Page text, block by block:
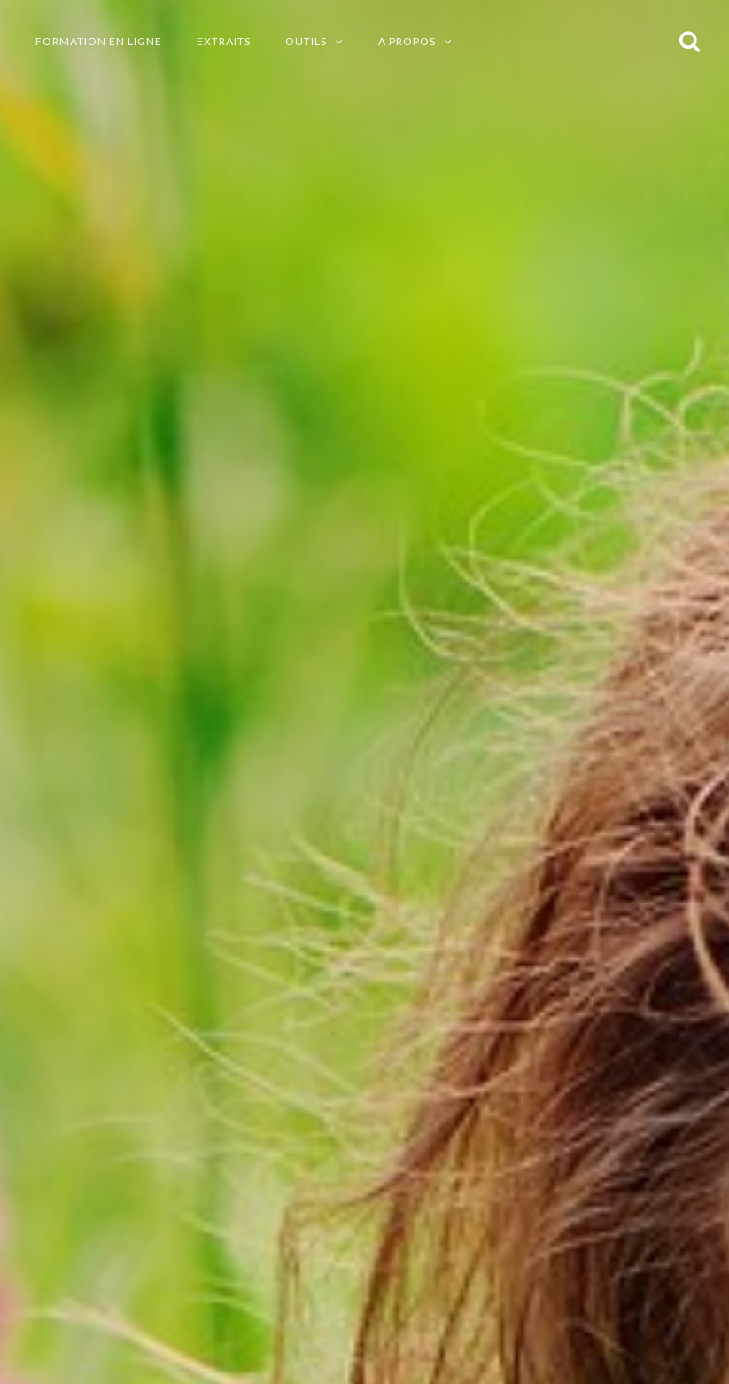
FORMATION EN LIGNE EXTRAITS OUTILS A PROPOS